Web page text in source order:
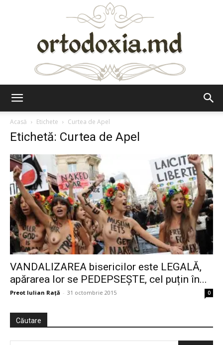
Acasă
Etichete Curtea de Apel
Etichetă: Curtea de Apel
VANDALIZAREA bisericilor este LEGALĂ,
apărarea lor se PEDEPSEȘTE, cel puțin în...
Preot Iulian Raţă - 31 octombrie 2015 0
Căutare